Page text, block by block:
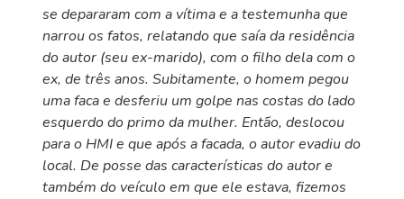
se depararam com a vítima e a testemunha que
narrou os fatos, relatando que saía da residência
do autor (seu ex-marido), com o filho dela com o
ex, de três anos. Subitamente, o homem pegou
uma faca e desferiu um golpe nas costas do lado
esquerdo do primo da mulher. Então, deslocou
para o HMI e que após a facada, o autor evadiu do
local. De posse das características do autor e
também do veículo em que ele estava, fizemos